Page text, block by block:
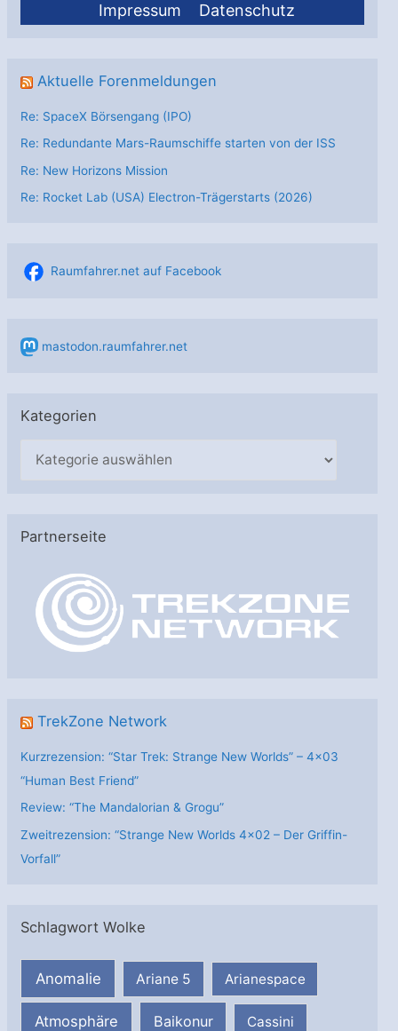
Impressum Datenschutz
Aktuelle Forenmeldungen
Re: SpaceX Börsengang (IPO)
Re: Redundante Mars-Raumschiffe starten von der ISS
Re: New Horizons Mission
Re: Rocket Lab (USA) Electron-Trägerstarts (2026)
Raumfahrer.net auf Facebook
mastodon.raumfahrer.net
Kategorien
g
Partnerseite
TrekZone Network
Kurzrezension: “Star Trek: Strange New Worlds” – 4×03
“Human Best Friend”
Review: “The Mandalorian & Grogu”
Zweitrezension: “Strange New Worlds 4×02 – Der Griffin-
Vorfall”
Schlagwort Wolke
Anomalie Ariane 5 Arianespace
Atmosphäre Baikonur Cassini